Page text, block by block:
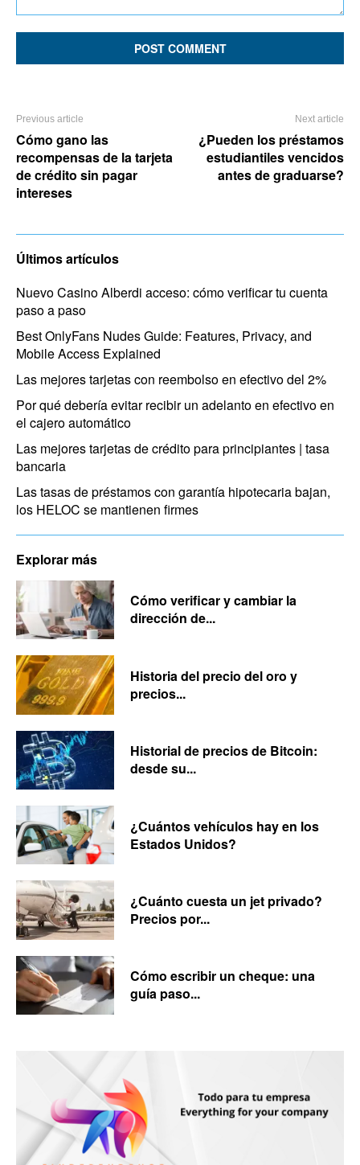
Previous article
Cómo gano las
recompensas de la tarjeta
de crédito sin pagar
intereses
Next article
¿Pueden los préstamos
estudiantiles vencidos
antes de graduarse?
Últimos artículos
Nuevo Casino Alberdi acceso: cómo verificar tu cuenta
paso a paso
Best OnlyFans Nudes Guide: Features, Privacy, and
Mobile Access Explained
Las mejores tarjetas con reembolso en efectivo del 2%
Por qué debería evitar recibir un adelanto en efectivo en
el cajero automático
Las mejores tarjetas de crédito para principiantes | tasa
bancaria
Las tasas de préstamos con garantía hipotecaria bajan,
los HELOC se mantienen firmes
Explorar más
Cómo verificar y cambiar la
dirección de...
Historia del precio del oro y
precios...
Historial de precios de Bitcoin:
desde su...
¿Cuántos vehículos hay en los
Estados Unidos?
¿Cuánto cuesta un jet privado?
Precios por...
Cómo escribir un cheque: una
guía paso...